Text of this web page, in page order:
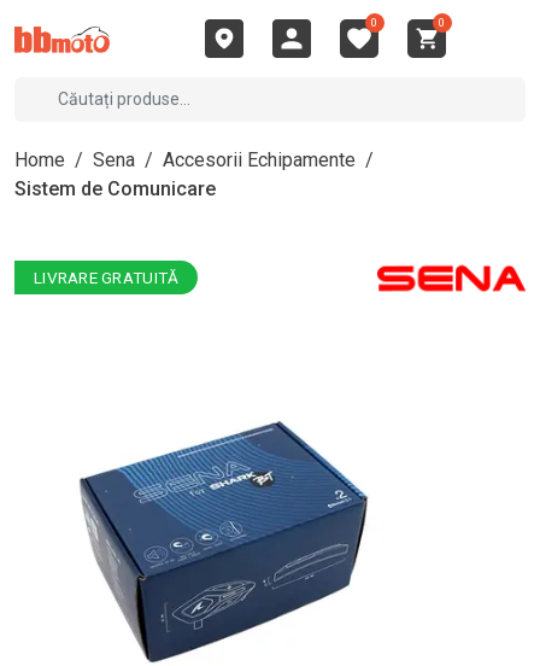
0 0
Home / Sena / Accesorii Echipamente /
Sistem de Comunicare
LIVRARE GRATUITĂ